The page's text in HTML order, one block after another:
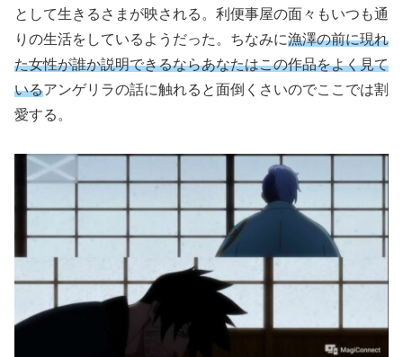
として生きるさまが映される。利便事屋の面々もいつも通
りの生活をしているようだった。ちなみに漁澤の前に現れ
た女性が誰か説明できるならあなたはこの作品をよく見て
いるアンゲリラの話に触れると面倒くさいのでここでは割
愛する。